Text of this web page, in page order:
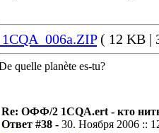
1CQA_006a.ZIP( 12 KB |
quelle planète es-tu?
Re: ОФФ/2 1CQA.ert - кто
Ответ #38 - 30. Ноября 2006 ::